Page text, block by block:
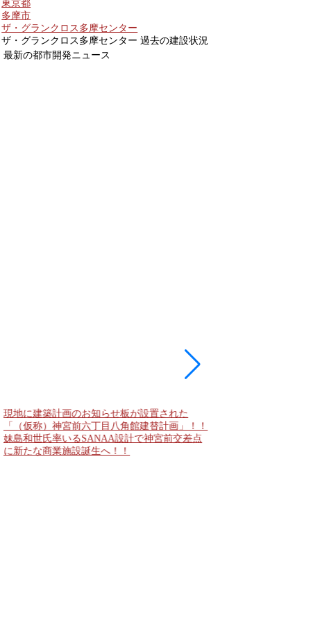
東京都
多摩市
ザ・グランクロス多摩センター
ザ・グランクロス多摩センター 過去の建設状況
最新の都市開発ニュース
現地に建築計画のお知らせ板が設置された
「（仮称）神宮前六丁目八角館建替計画」！！
妹島和世氏率いるSANAA設計で神宮前交差点
に新たな商業施設誕生へ！！